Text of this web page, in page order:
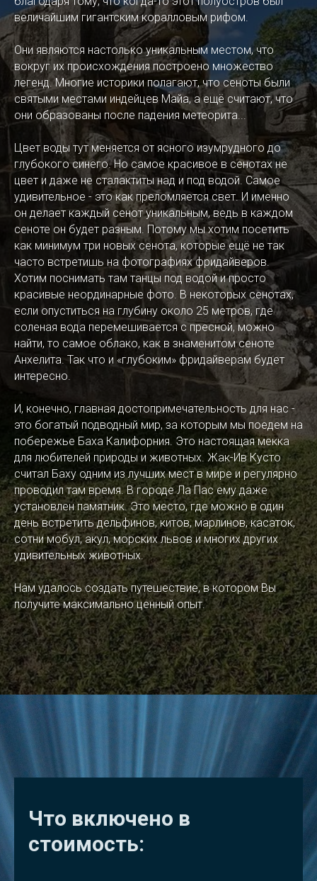
величайшим гигантским коралловым рифом.
Они являются настолько уникальным местом, что
вокруг их происхождения построено множество
легенд. Многие историки полагают, что сеноты были
святыми местами индейцев Майа, а ещё считают, что
они образованы после падения метеорита...
Цвет воды тут меняется от ясного изумрудного до
глубокого синего. Но самое красивое в сенотах не
цвет и даже не сталактиты над и под водой. Самое
удивительное - это как преломляется свет. И именно
он делает каждый сенот уникальным, ведь в каждом
сеноте он будет разным. Потому мы хотим посетить
как минимум три новых сенота, которые ещё не так
часто встретишь на фотографиях фридайверов.
Хотим поснимать там танцы под водой и просто
красивые неординарные фото. В некоторых сенотах,
если опуститься на глубину около 25 метров, где
соленая вода перемешивается с пресной, можно
найти, то самое облако, как в знаменитом сеноте
Анхелита. Так что и «глубоким» фридайверам будет
интересно.
И, конечно, главная достопримечательность для нас -
это богатый подводный мир, за которым мы поедем на
побережье Баха Калифорния. Это настоящая мекка
для любителей природы и животных. Жак-Ив Кусто
считал Баху одним из лучших мест в мире и регулярно
проводил там время. В городе Ла Пас ему даже
установлен памятник. Это место, где можно в один
день встретить дельфинов, китов, марлинов, касаток,
сотни мобул, акул, морских львов и многих других
удивительных животных.
Нам удалось создать путешествие, в котором Вы
получите максимально ценный опыт.
Что включено в
стоимость: